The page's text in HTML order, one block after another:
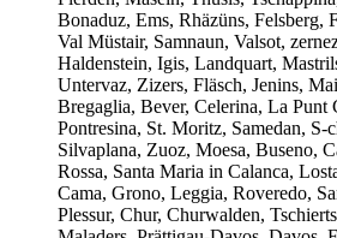
Bonaduz, Ems, Rhäzüns, Felsberg,
Val Müstair, Samnaun, Valsot,
Haldenstein, Igis, Landquart,
Untervaz, Zizers, Fläsch, Jenins,
Bregaglia, Bever, Celerina, La Punt
Pontresina, St. Moritz, Samedan, S-
Silvaplana, Zuoz, Moesa, Buseno,
Rossa, Santa Maria in Calanca,
Cama, Grono, Leggia, Roveredo,
Plessur, Chur, Churwalden,